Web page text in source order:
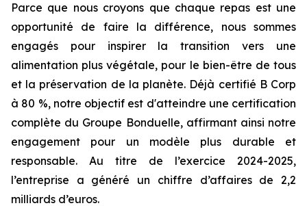
Parce que nous croyons que chaque repas est une
opportunité de faire la différence, nous sommes
engagés pour inspirer la transition vers une
alimentation plus végétale, pour le bien-être de tous
et la préservation de la planète. Déjà certifié B Corp
à 80 %, notre objectif est d'atteindre une certification
complète du Groupe Bonduelle, affirmant ainsi notre
engagement pour un modèle plus durable et
responsable. Au titre de l’exercice 2024-2025,
l’entreprise a généré un chiffre d’affaires de 2,2
milliards d’euros.